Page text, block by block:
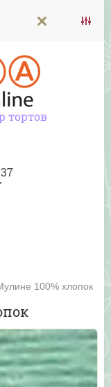
тортов
100% хлопок